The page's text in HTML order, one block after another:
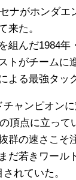
ナがホンダエ
来た。
組んだ1984年
トがチームに
よる最強タッ
ャンピオン
頂点に立って
群の速さこそ
だ若きワール
れていた。